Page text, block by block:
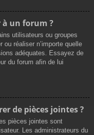
à un forum ?
utilisateurs ou groupes
ou réaliser n’importe quelle
adéquates. Essayez de
du forum afin de lui
de pièces jointes ?
pièces jointes sont
Les administrateurs du